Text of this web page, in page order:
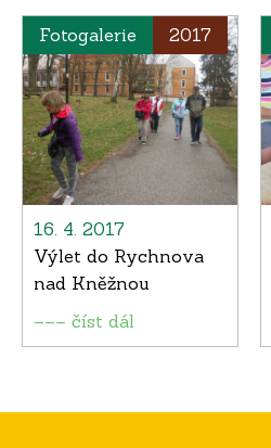
Fotogalerie 2017
16. 4. 2017
Výlet do Rychnova
nad Kněžnou
––– číst dál